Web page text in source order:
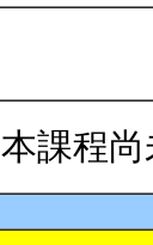
本課程